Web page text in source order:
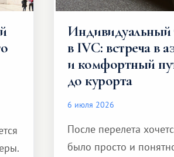
Индивидуальный
в IVC: встреча в
и комфортный
до курорта
6 июля 2026
После перелета
было просто и